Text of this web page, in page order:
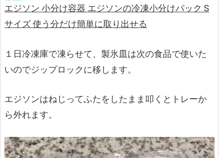
エジソン 小分け容器 エジソンの冷凍小分けパック S
サイズ 使う分だけ簡単に取り出せる
１日冷凍庫で凍らせて、製氷皿は次の食品で使いた
いのでジップロックに移します。
エジソンはねじってふたをしたまま叩くとトレーか
ら外れます。